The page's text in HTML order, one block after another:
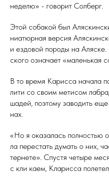
не­делю» - го­ворит Сол­берг.
Этой со­бакой был
ни­атюр­ная вер­сия
и ез­до­вой по­роды на
ско­го оз­на­ча­ет «ма­лень­кая
В то вре­мя Ка­рис­са на­чала
лити со сво­им ме­тисом
шадей, по­это­му за­водить
нах.
«Но я ока­залась пол­ностью
ла пе­рес­тать ду­мать о них,
терне­те». Спус­тя че­тыре
с кли ка­ем, Кла­рис­са